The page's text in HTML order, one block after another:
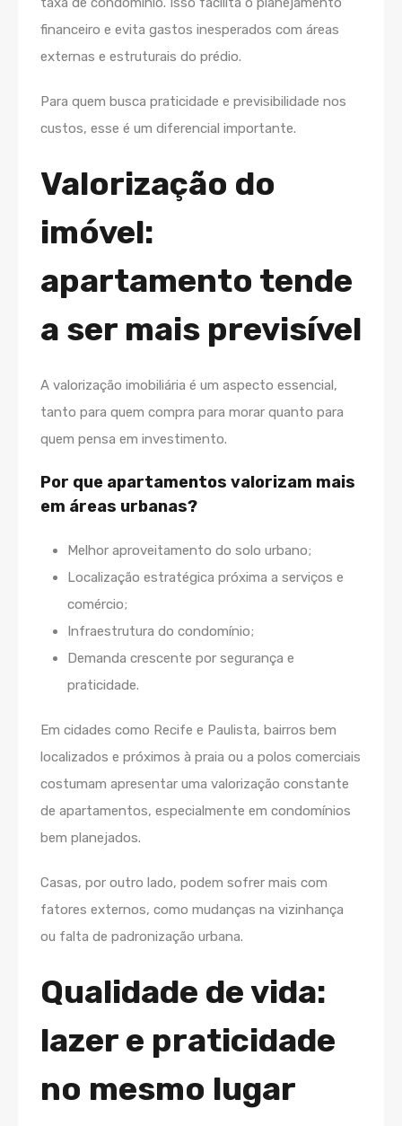
financeiro e evita gastos inesperados com áreas
externas e estruturais do prédio.
Para quem busca praticidade e previsibilidade nos
custos, esse é um diferencial importante.
Valorização do
imóvel:
apartamento tende
a ser mais previsível
A valorização imobiliária é um aspecto essencial,
tanto para quem compra para morar quanto para
quem pensa em investimento.
Por que apartamentos valorizam mais
em áreas urbanas?
Melhor aproveitamento do solo urbano;
Localização estratégica próxima a serviços e
comércio;
Infraestrutura do condomínio;
Demanda crescente por segurança e
praticidade.
Em cidades como Recife e Paulista, bairros bem
localizados e próximos à praia ou a polos comerciais
costumam apresentar uma valorização constante
de apartamentos, especialmente em condomínios
bem planejados.
Casas, por outro lado, podem sofrer mais com
fatores externos, como mudanças na vizinhança
ou falta de padronização urbana.
Qualidade de vida:
lazer e praticidade
no mesmo lugar